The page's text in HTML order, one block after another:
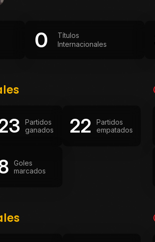
0
Títulos
Internacionales
Partidos
ganados
22
Partidos
empatados
Goles
marcados